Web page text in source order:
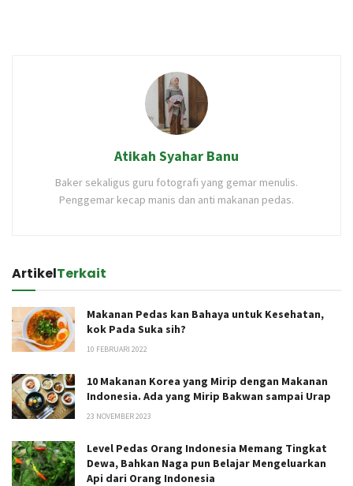
Atikah Syahar Banu
Baker sekaligus guru fotografi yang gemar menulis.
Penggemar kecap manis dan anti makanan pedas.
ArtikelTerkait
Makanan Pedas kan Bahaya untuk Kesehatan,
kok Pada Suka sih?
10 FEBRUARI 2022
10 Makanan Korea yang Mirip dengan Makanan
Indonesia. Ada yang Mirip Bakwan sampai Urap
23 NOVEMBER 2023
Level Pedas Orang Indonesia Memang Tingkat
Dewa, Bahkan Naga pun Belajar Mengeluarkan
Api dari Orang Indonesia